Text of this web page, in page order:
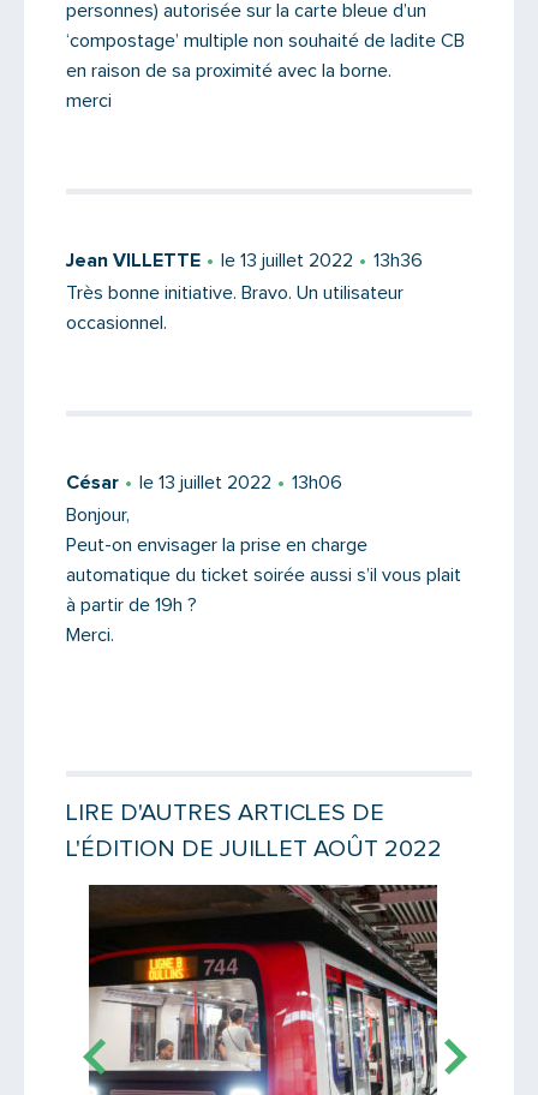
personnes) autorisée sur la carte bleue d’un
‘compostage’ multiple non souhaité de ladite CB
en raison de sa proximité avec la borne.
merci
Jean VILLETTE le 13 juillet 2022
13h36
Très bonne initiative. Bravo. Un utilisateur
occasionnel.
César le 13 juillet 2022
13h06
Bonjour,
Peut-on envisager la prise en charge
automatique du ticket soirée aussi s’il vous plait
à partir de 19h ?
Merci.
LIRE D'AUTRES ARTICLES DE
L'ÉDITION DE JUILLET AOÛT 2022
Lire la suite